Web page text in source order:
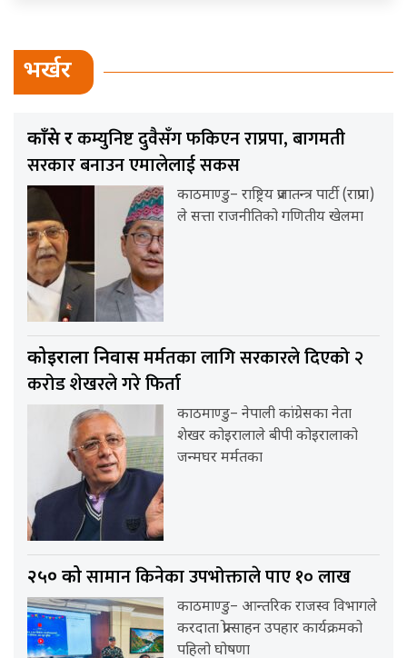
भर्खर
काँग्रेस रकम्युनिष्ट दुवैसँग फकिएन राप्रपा, बागमती
सरकार बनाउन एमालेलाई सकस
काठमाण्डु– राष्ट्रिय प्रजातन्त्र पार्टी (राप्रपा)
ले सत्ता राजनीतिको गणितीय खेलमा
कोइराला निवासमर्मतका लागि सरकारले दिएको २
करोड शेखरले गरे फिर्ता
काठमाण्डु– नेपाली कांग्रेसका नेता
शेखर कोइरालाले बीपी कोइरालाको
जन्मघर मर्मतका
२५० कोसामान किनेका उपभोक्ताले पाए १० लाख
काठमाण्डु– आन्तरिक राजस्व विभागले
करदाता प्रोत्साहन उपहार कार्यक्रमको
पहिलो घोषणा